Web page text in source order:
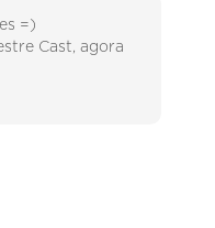
=)
Cast, agora